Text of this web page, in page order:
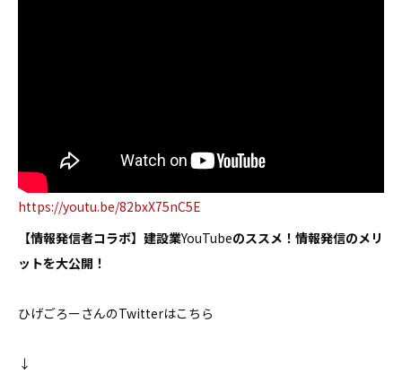
https://youtu.be/82bxX75nC5E
【情報発信者コラボ】建設業YouTubeのススメ！情報発信のメリ
ットを大公開！
ひげごろーさんのTwitterはこちら
↓